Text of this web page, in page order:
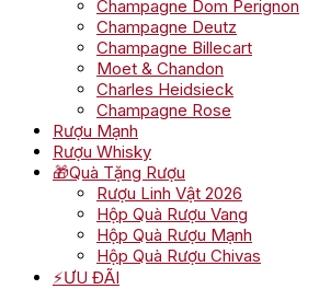
Champagne Dom Perignon
Champagne Deutz
Champagne Billecart
Moet & Chandon
Charles Heidsieck
Champagne Rose
Rượu Mạnh
Rượu Whisky
🎁Quà Tặng Rượu
Rượu Linh Vật 2026
Hộp Quà Rượu Vang
Hộp Quà Rượu Mạnh
Hộp Quà Rượu Chivas
⚡ƯU ĐÃI